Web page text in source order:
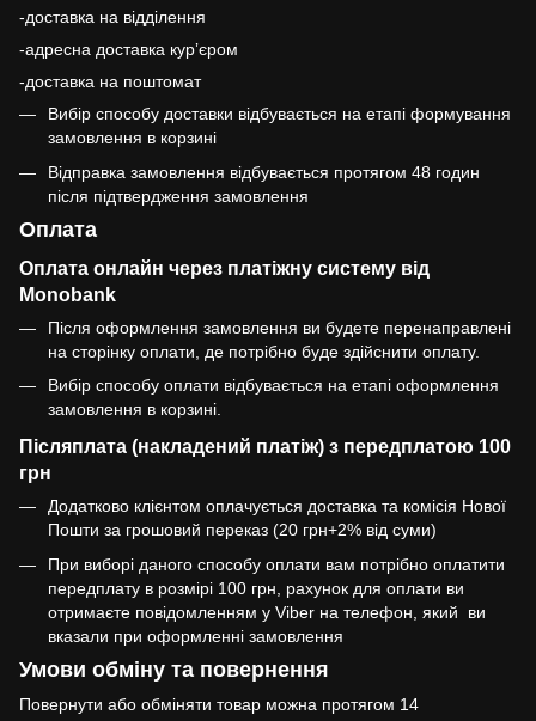
-доставка на відділення
-адресна доставка курʼєром
-доставка на поштомат
Вибір способу доставки відбувається на етапі формування
замовлення в корзині
Відправка замовлення відбувається протягом 48 годин
після підтвердження замовлення
Оплата
Оплата онлайн через платіжну систему від
Monobank
Після оформлення замовлення ви будете перенаправлені
на сторінку оплати, де потрібно буде здійснити оплату.
Вибір способу оплати відбувається на етапі оформлення
замовлення в корзині.
Післяплата (накладений платіж) з передплатою 100
грн
Додатково клієнтом оплачується доставка та комісія Нової
Пошти за грошовий переказ (20 грн+2% від суми)
При виборі даного способу оплати вам потрібно оплатити
передплату в розмірі 100 грн, рахунок для оплати ви
отримаєте повідомленням у Viber на телефон, який ви
вказали при оформленні замовлення
Умови обміну та повернення
Повернути або обміняти товар можна протягом 14